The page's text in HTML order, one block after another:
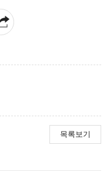
목록보기